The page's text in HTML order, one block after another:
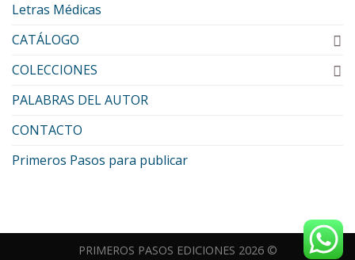
Letras Médicas
CATÁLOGO
COLECCIONES
PALABRAS DEL AUTOR
CONTACTO
Primeros Pasos para publicar
PRIMEROS PASOS EDICIONES 2026 ©